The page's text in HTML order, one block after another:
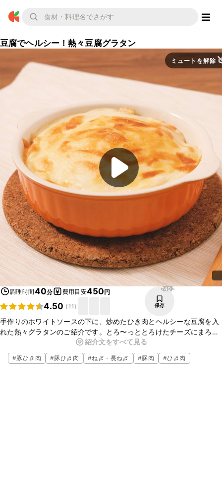
豆腐でヘルシー！熱々豆腐グラタン
ミュートを解除
調理時間40分 費用目安450円
4.50 (11)
7402
保存
手作りのホワイトソースの下に、炒めたひき肉とヘルシーな豆腐を入
れた熱々グラタンのご紹介です。とろ〜っととろけたチーズにまろや
かなホワイトソースとなめらかな豆腐が組み合わさり美味しくお召し
上がりいただけます。ぜひお試しください！
紹介文をすべて見る
#豚ひき肉 #豚ひき肉 #ねぎ・長ねぎ #豚肉 #ひき肉